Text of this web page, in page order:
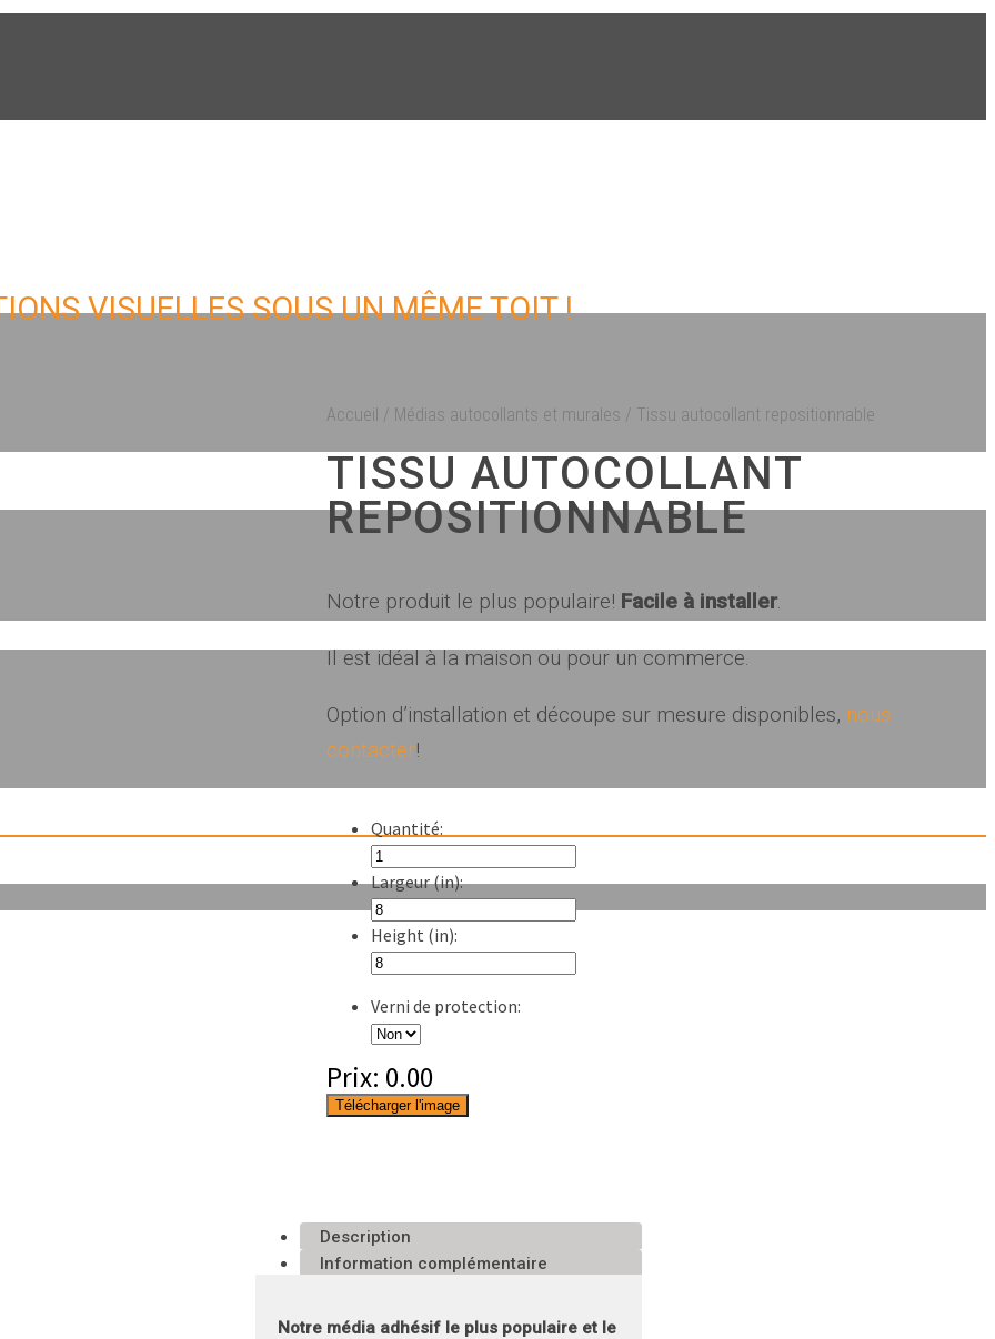
VISUELLES SOUS UN MÊME TOIT !
Accueil / Médias autocollants et murales / Tissu autocollant repositionnable
TISSU AUTOCOLLANT
REPOSITIONNABLE
Notre produit le plus populaire! Facile à installer.
Il est idéal à la maison ou pour un commerce.
Option d’installation et découpe sur mesure disponibles, nous
contacter!
Quantité:
Largeur (in):
Height (in):
Verni de protection:
Prix: 0.00
Télécharger l'image
Description
Information complémentaire
Notre média adhésif le plus populaire et le